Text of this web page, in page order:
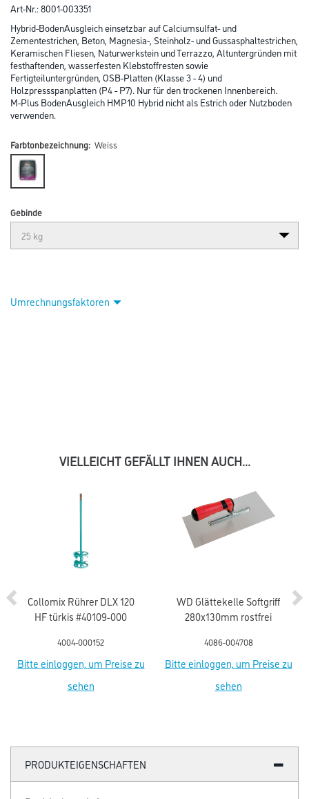
Art-Nr.:8001-003351
Hybrid-BodenAusgleich einsetzbar auf Calciumsulfat- und
Zementestrichen, Beton, Magnesia-, Steinholz- und Gussasphaltestrichen,
Keramischen Fliesen, Naturwerkstein und Terrazzo, Altuntergründen mit
festhaftenden, wasserfesten Klebstoffresten sowie
Fertigteiluntergründen, OSB-Platten (Klasse 3 - 4) und
Holzpressspanplatten (P4 - P7). Nur für den trockenen Innenbereich.
M-Plus BodenAusgleich HMP10 Hybrid nicht als Estrich oder Nutzboden
verwenden.
Farbtonbezeichnung: Weiss
Gebinde
Umrechnungsfaktoren
VIELLEICHT GEFÄLLT IHNEN AUCH...
Collomix Rührer DLX 120
HF türkis #40109-000
4004-000152
Bitte einloggen, um Preise zu
sehen
WD Glättekelle Softgriff
280x130mm rostfrei
4086-004708
Bitte einloggen, um Preise zu
sehen
PRODUKTEIGENSCHAFTEN